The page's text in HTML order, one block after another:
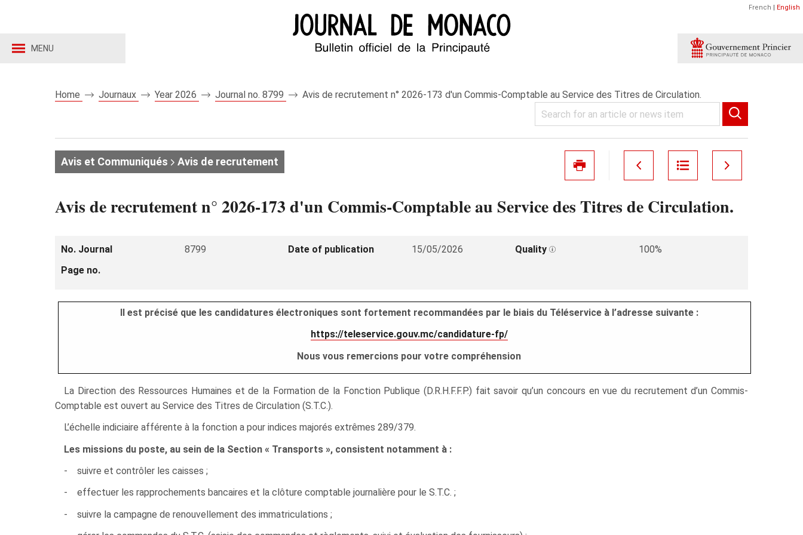
MENU
French | English
Home Journaux Year 2026 Journal no. 8799 Avis de recrutement n° 2026-173 d'un Commis-Comptable au Service des Titres de Circulation.
Avis et Communiqués Avis de recrutement
Avis de recrutement n° 2026-173 d'un Commis-Comptable au Service des Titres de Circulation.
No. Journal 8799 Date of publication 15/05/2026 Quality
100%
Page no.
Il est précisé que les candidatures électroniques sont fortement recommandées par le biais du Téléservice à l’adresse suivante :
https://teleservice.gouv.mc/candidature-fp/
Nous vous remercions pour votre compréhension
La Direction des Ressources Humaines et de la Formation de la Fonction Publique (D.R.H.F.F.P.) fait savoir qu’un concours en vue du recrutement d’un Commis-
Comptable est ouvert au Service des Titres de Circulation (S.T.C.).
L’échelle indiciaire afférente à la fonction a pour indices majorés extrêmes 289/379.
Les missions du poste, au sein de la Section « Transports », consistent notamment à :
- suivre et contrôler les caisses ;
- effectuer les rapprochements bancaires et la clôture comptable journalière pour le S.T.C. ;
- suivre la campagne de renouvellement des immatriculations ;